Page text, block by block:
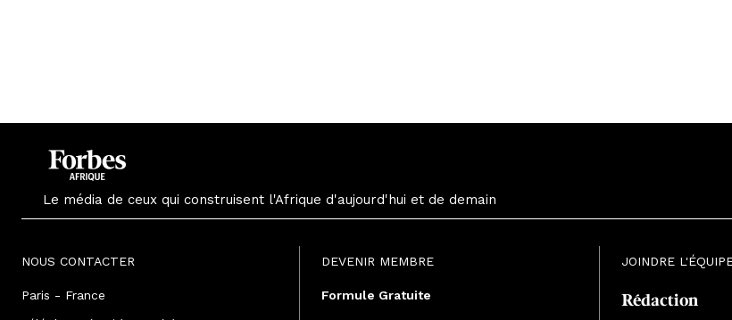
Le média de ceux qui construisent l'Afrique d'aujourd'hui et de demain
NOUS CONTACTER
Paris - France
DEVENIR MEMBRE
Formule Gratuite
JOINDRE
Rédaction